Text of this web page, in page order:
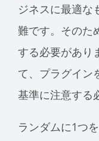
ジネスに最適な
難です。そのた
する必要があり
て、プラグイン
基準に注意する
ランダムに1つ